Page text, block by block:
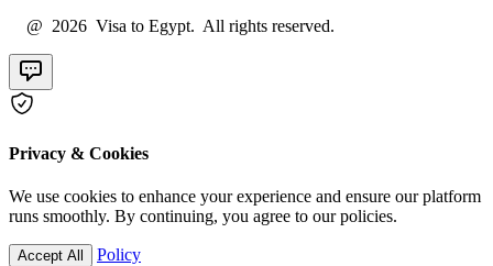
@ 2026 Visa to Egypt. All rights reserved.
Privacy & Cookies
We use cookies to enhance your experience and ensure our platform
runs smoothly. By continuing, you agree to our policies.
Accept All Policy